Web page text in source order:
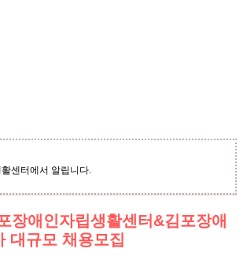
센터에서 알립니다.
장애인자립생활센터&김포장애
대규모 채용모집